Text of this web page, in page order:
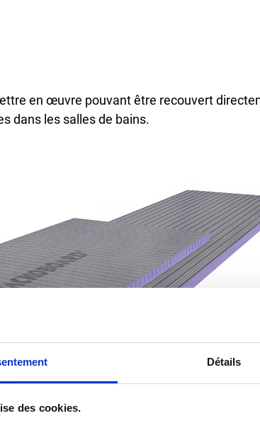
Détails
des cookies.
en œuvre pouvant être recouvert
dans les salles de bains.